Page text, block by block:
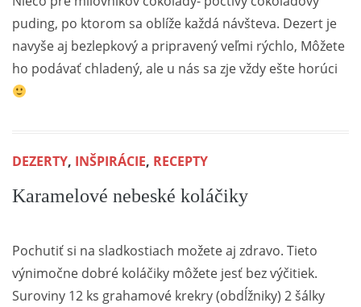
puding, po ktorom sa oblíže každá návšteva. Dezert je
navyše aj bezlepkový a pripravený veľmi rýchlo, Môžete
ho podávať chladený, ale u nás sa zje vždy ešte horúci
DEZERTY, INŠPIRÁCIE, RECEPTY
Karamelové nebeské koláčiky
Pochutiť si na sladkostiach možete aj zdravo. Tieto
výnimočne dobré koláčiky môžete jesť bez výčitiek.
Suroviny 12 ks grahamové krekry (obdĺžniky) 2 šálky